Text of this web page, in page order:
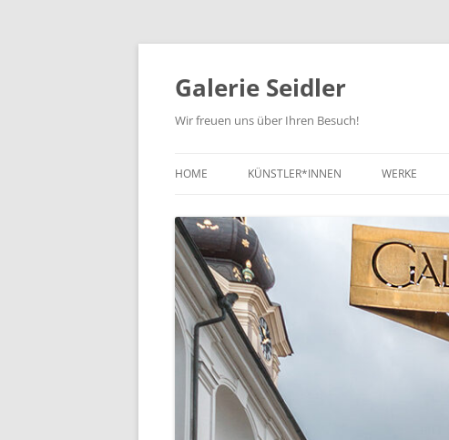
Zum
springen
Galerie Seidler
Wir freuen uns über Ihren Besuch!
HOME KÜNSTLER*INNEN WERKE
KUNST BIS
KUNST DES